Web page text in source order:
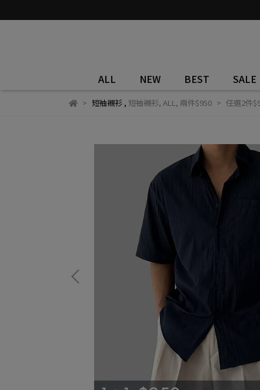
ALL NEW BEST SALE
短袖襯衫, 短袖襯衫, ALL, 兩件$950 任選2件